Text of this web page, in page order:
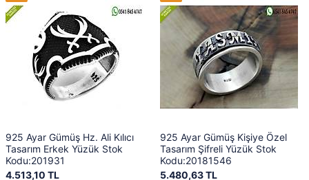
925 Ayar Gümüş Hz. Ali Kılıcı
Tasarım Erkek Yüzük Stok
Kodu:201931
4.513,10 TL
925 Ayar Gümüş Kişiye Özel
Tasarım Şifreli Yüzük Stok
Kodu:20181546
5.480,63 TL